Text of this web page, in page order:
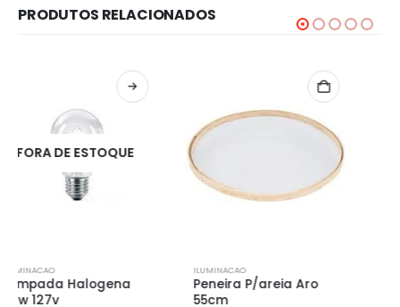
PRODUTOS RELACIONADOS
ILUMINACAO
Peneira P/areia Aro
55cm
FORA DE ESTOQUE
ILUMINACAO
Painel Sob Led Quad
24w Dilamp